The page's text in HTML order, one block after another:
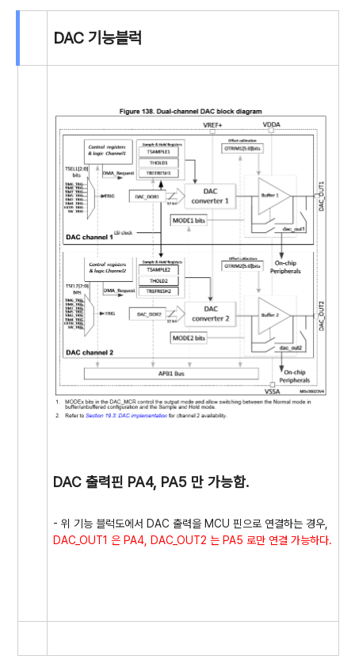
DAC 기능블럭
DAC 출력핀 PA4, PA5 만 가능함.
- 위 기능 블럭도에서 DAC 출력을 MCU 핀으로 연결하는 경우,
DAC_OUT1 은 PA4, DAC_OUT2 는 PA5 로만 연결 가능하다.